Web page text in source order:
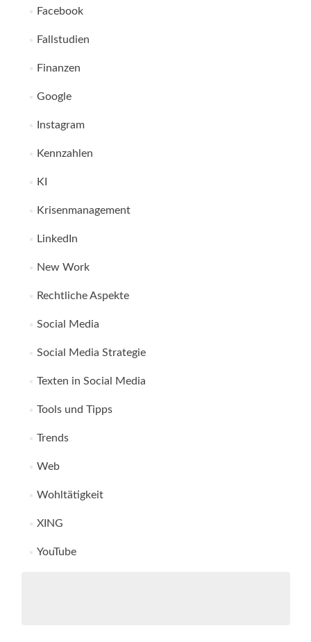
Facebook
Fallstudien
Finanzen
Google
Instagram
Kennzahlen
KI
Krisenmanagement
LinkedIn
New Work
Rechtliche Aspekte
Social Media
Social Media Strategie
Texten in Social Media
Tools und Tipps
Trends
Web
Wohltätigkeit
XING
YouTube